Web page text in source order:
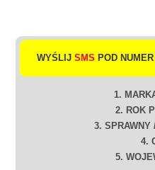
WYŚLIJ SMS POD NUMER
1.
2. ROK
3. SPRAWNY
4.
5.